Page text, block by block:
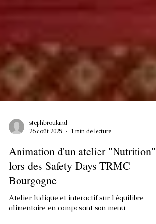
26 août 2025
1 min de lecture
Animation d'un atelier "Nutrition"
lors des Safety Days TRMC
Bourgogne